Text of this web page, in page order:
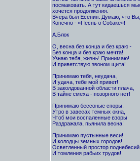
посмаковать..А тут кидаешься
хочется продолжения.
Вчера был Есенин. Думаю, что
Конечно - «Песнь о Собаке»!
А.Блок
О, весна без конца и без краю -
Без конца и без краю мечта!
Узнаю тебя, жизнь! Принимаю!
И приветствую звоном щита!
Принимаю тебя, неудача,
И удача, тебе мой привет!
В заколдованной области плача,
В тайне смеха - позорного нет!
Принимаю бессоные споры,
Утро в завесах темных окна,
Чтоб мои воспаленные взоры
Раздражала, пьянила весна!
Принимаю пустынные веси!
И колодцы земных городов!
Осветленный простор поднебесий
И томления рабьих трудов!